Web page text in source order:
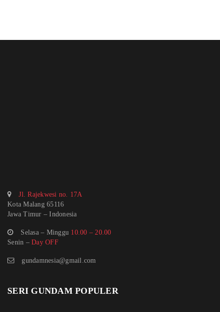
Jl. Rajekwesi no. 17A
Kota Malang 65116
Jawa Timur – Indonesia
Selasa – Minggu 10.00 – 20.00
Senin – Day OFF
gundamnesia@gmail.com
SERI GUNDAM POPULER